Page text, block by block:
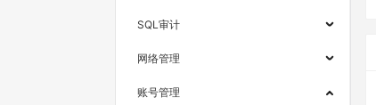
SQL审计
网络管理
账号管理